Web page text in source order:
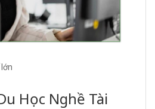
Học Nghề Tài